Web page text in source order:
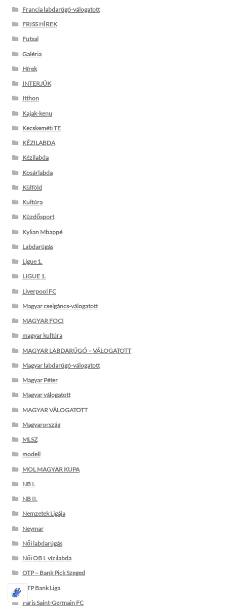
Francia labdarúgó-válogatott
FRISS HÍREK
Futsal
Galéria
Hírek
INTERJÚK
Itthon
Kajak-kenu
Kecskeméti TE
KÉZILABDA
Kézilabda
Kosárlabda
Külföld
Kultúra
Küzdősport
Kylian Mbappé
Labdarúgás
Ligue 1.
LIGUE 1.
Liverpool FC
Magyar cselgáncs-válogatott
MAGYAR FOCI
magyar kultúra
MAGYAR LABDARÚGÓ – VÁLOGATOTT
Magyar labdarúgó-válogatott
Magyar Péter
Magyar válogatott
MAGYAR VÁLOGATOTT
Magyarország
MLSZ
modell
MOL MAGYAR KUPA
NB I.
NB II.
Nemzetek Ligája
Neymar
Női labdarúgás
Női OB I. vízilabda
OTP – Bank Pick Szeged
OTP Bank Liga
Paris Saint-Germain FC